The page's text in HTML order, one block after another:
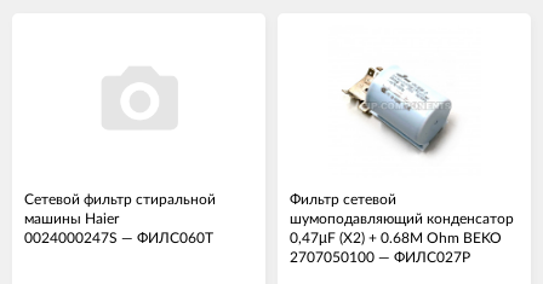
Сетевой фильтр стиральной
машины Haier
0024000247S — ФИЛС060Т
Фильтр сетевой
шумоподавляющий конденсатор
0,47µF (X2) + 0.68M Ohm BEKO
2707050100 — ФИЛС027Р